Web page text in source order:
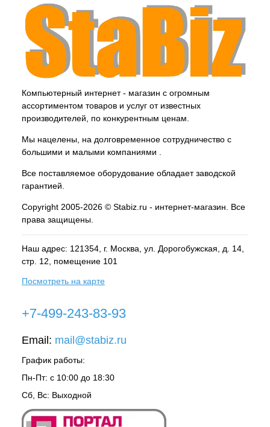
Компьютерный интернет - магазин с огромным
ассортиментом товаров и услуг от известных
производителей, по конкурентным ценам.
Мы нацелены, на долговременное сотрудничество с
большими и малыми компаниями .
Все поставляемое оборудование обладает заводской
гарантией.
Copyright 2005-2026 © Stabiz.ru - интернет-магазин. Все
права защищены.
Наш адрес: 121354, г. Москва , ул. Дорогобужская, д. 14,
стр. 12, помещение 101
Посмотреть на карте
+7-499-243-83-93
Email: mail@stabiz.ru
График работы:
Пн-Пт: с 10:00 до 18:30
Сб, Вс: Выходной